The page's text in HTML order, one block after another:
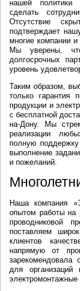
нашей политики
сделать
Отсутствие
подтверждает
многие компании и
Мы уверены,
долгосрочных
уровень
Таким образом,
только гарантия
продукции и
с бесплатной
на-Дону. Мы
реализации
полную поддержку
выполнение
и пожеланий.
Наша компания
опытом работы на
проводниковой
поставляем
клиентов
напрямую от
зарекомендовала
для
электромонтажные